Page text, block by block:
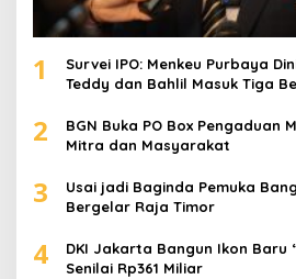
1
Survei IPO: Menkeu Purbaya
Teddy dan Bahlil Masuk Tiga
2
BGN Buka PO Box Pengaduan
Mitra dan Masyarakat
3
Usai jadi Baginda Pemuka
Bergelar Raja Timor
4
DKI Jakarta Bangun Ikon Baru
Senilai Rp361 Miliar